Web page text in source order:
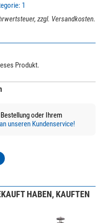
1
zzgl. Versandkosten.
Produkt.
oder Ihrem
unseren Kundenservice!
HABEN, KAUFTEN